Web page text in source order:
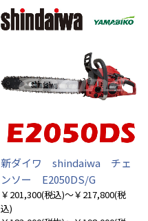
新ダイワ shindaiwa チェ
ンソー E2050DS/G
￥201,300(税込)～￥217,800(税
込)